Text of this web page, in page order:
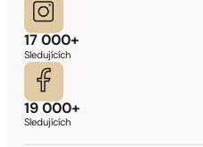
17 000+
Sledujících
19 000+
Sledujících